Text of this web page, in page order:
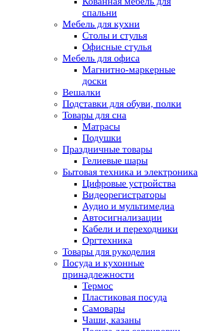
спальни
Мебель для кухни
Столы и стулья
Офисные стулья
Мебель для офиса
Магнитно-маркерные
доски
Вешалки
Подставки для обуви, полки
Товары для сна
Матрасы
Подушки
Праздничные товары
Гелиевые шары
Бытовая техника и электроника
Цифровые устройства
Видеорегистраторы
Аудио и мультимедиа
Автосигнализации
Кабели и переходники
Оргтехника
Товары для рукоделия
Посуда и кухонные
принадлежности
Термос
Пластиковая посуда
Самовары
Чаши, казаны